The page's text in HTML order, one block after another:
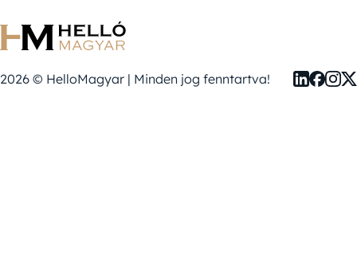
2026 © HelloMagyar | Minden jog fenntartva!